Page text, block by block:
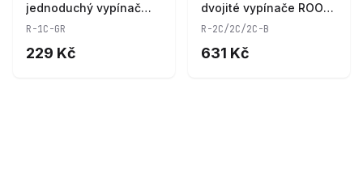
jednoduchý vypínač
ROON - R-1C-GR
R-1C-GR
229 Kč
dvojité vypínače ROON
- R-2C/2C/2C-B
R-2C/2C/2C-B
631 Kč